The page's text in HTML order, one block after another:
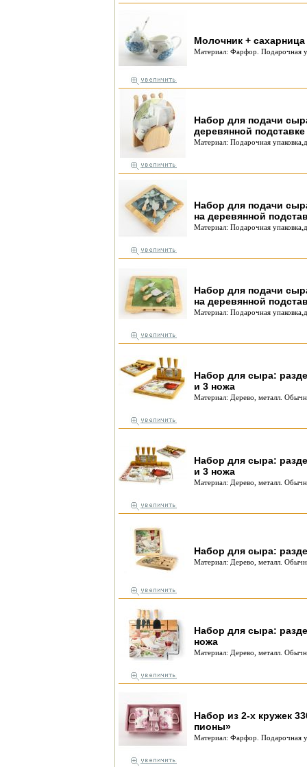
Молочник +
Материал: Фарфор. Подарочная
Набор для подачи
деревянной подставке
Материал: Подарочная
Набор для подачи
на деревянной
Материал: Подарочная
Набор для подачи
на деревянной
Материал: Подарочная
Набор для сыра:
и 3 ножа
Материал: Дерево, металл.
Набор для сыра:
и 3 ножа
Материал: Дерево, металл.
Набор для сыра:
Материал: Дерево, металл.
Набор для сыра:
ножа
Материал: Дерево, металл.
Набор из 2-х кружек
пионы»
Материал: Фарфор. Подарочная